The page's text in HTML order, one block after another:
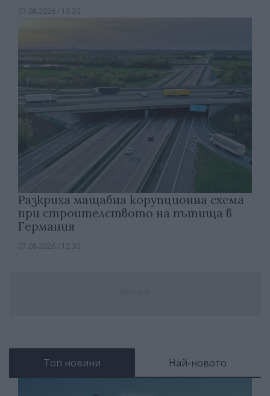
07.08.2026 / 13:30
Разкриха мащабна корупционна схема
при строителството на пътища в
Германия
07.08.2026 / 12:30
Топ новини Най-новото